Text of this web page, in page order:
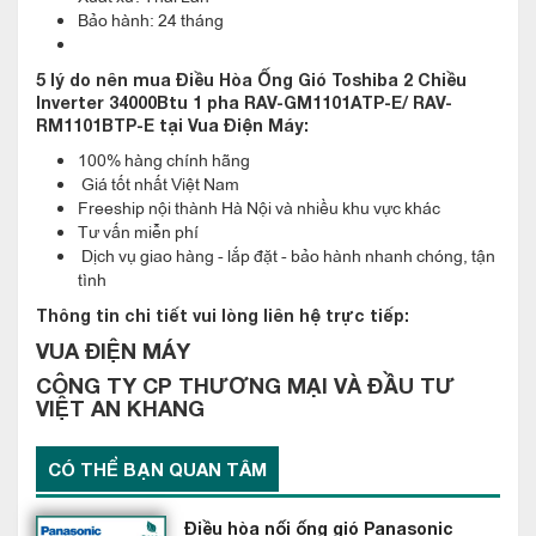
này còn mang lại khả năng làm lạnh nhanh và gia tăng tuổi thọ
Điều Hòa Ống Gió Toshiba 2 Chiều Inverter 34000Btu 1 pha
RAV-GM1101ATP-E/ RAV-RM1101BTP-E được tích hợp bơm
xả tiêu chuẩn nhà máy theo chiều cao lên tới 850 mm với chất
ức chế tăng trưởng vi khuẩn trong hệ thống thoát nước của
điều hòa.
Bảo hành: 24 tháng
5 lý do nên mua Điều Hòa Ống Gió Toshiba 2 Chiều
Inverter 34000Btu 1 pha RAV-GM1101ATP-E/ RAV-
RM1101BTP-E tại Vua Điện Máy:
100% hàng chính hãng
Giá tốt nhất Việt Nam
Freeship nội thành Hà Nội và nhiều khu vực khác
Tư vấn miễn phí
Dịch vụ giao hàng - lắp đặt - bảo hành nhanh chóng, tận
tình
Thông tin chi tiết vui lòng liên hệ trực tiếp:
VUA ĐIỆN MÁY
CÔNG TY CP THƯƠNG MẠI VÀ ĐẦU TƯ
VIỆT AN KHANG
CÓ THỂ BẠN QUAN TÂM
Điều hòa nối ống gió Panasonic